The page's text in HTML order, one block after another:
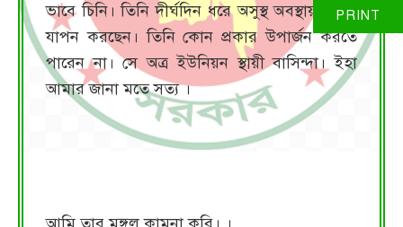
ভাবে চিনি। তিনি দীর্ঘদিন ধরে অসুস্থ অবস্থায় জীবন
যাপন করছেন। তিনি কোন প্রকার উপার্জন করতে
পারেন না। সে অত্র ইউনিয়ন স্থায়ী বাসিন্দা। ইহা
আমার জানা মতে সত্য ।